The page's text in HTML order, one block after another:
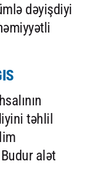
dəyişdiyi
təhlil
alət